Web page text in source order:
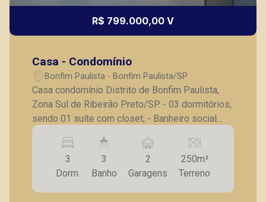
Marcos Antonio Ferreira
CRECI 82740 - Venda
CORRETOR DE PLANTÃO
Murilo Bazilio
R$ 799.000,00 V
Casa - Condomínio
Bonfim Paulista - Bonfim Paulista/SP
Casa condomínio Distrito de Bonfim Paulista,
Zona Sul de Ribeirão Preto/SP. - 03 dormitórios,
sendo 01 suíte com closet; - Banheiro social
completo; - Sala ampla para 02 ambientes; - Pé
direito alto; - Cozinha integrada a área gourmet; -
Lavanderia; - Piscina; - 02 vagas de garagem
cobertas. A Piramid tem como objetivo atender
seus clientes com agilidade e segurança, em
3
Dorm.
3
Banho
2
Garagens
250m²
Terreno